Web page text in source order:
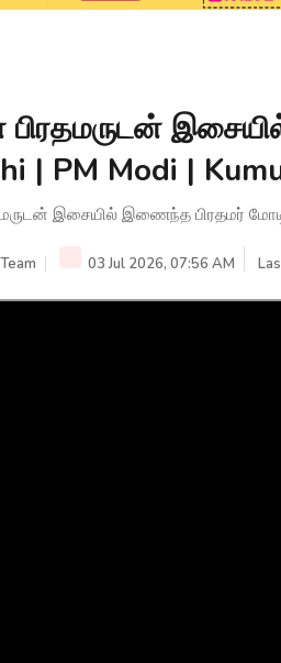
பிரதமருடன்
| PM Modi |
இசையில் இணைந்த பிரதமர்
03 Jul 2026, 07:56 AM